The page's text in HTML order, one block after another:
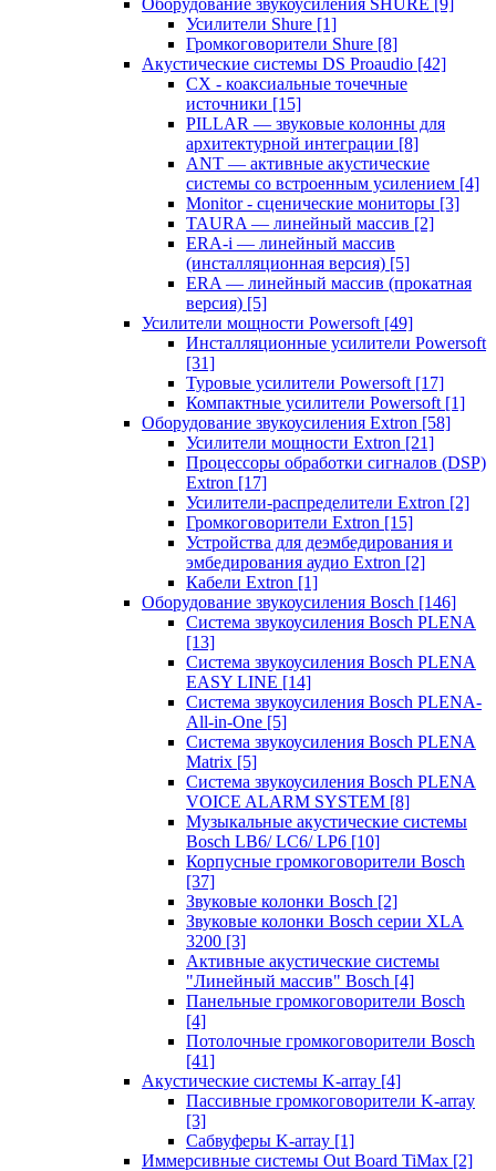
Оборудование звукоусиления SHURE [9]
Усилители Shure [1]
Громкоговорители Shure [8]
Акустические системы DS Proaudio [42]
CX - коаксиальные точечные
источники [15]
PILLAR — звуковые колонны для
архитектурной интеграции [8]
ANT — активные акустические
системы со встроенным усилением [4]
Monitor - сценические мониторы [3]
TAURA — линейный массив [2]
ERA-i — линейный массив
(инсталляционная версия) [5]
ERA — линейный массив (прокатная
версия) [5]
Усилители мощности Powersoft [49]
Инсталляционные усилители Powersoft
[31]
Туровые усилители Powersoft [17]
Компактные усилители Powersoft [1]
Оборудование звукоусиления Extron [58]
Усилители мощности Extron [21]
Процессоры обработки сигналов (DSP)
Extron [17]
Усилители-распределители Extron [2]
Громкоговорители Extron [15]
Устройства для деэмбедирования и
эмбедирования аудио Extron [2]
Кабели Extron [1]
Оборудование звукоусиления Bosch [146]
Система звукоусиления Bosch PLENA
[13]
Система звукоусиления Bosch PLENA
EASY LINE [14]
Система звукоусиления Bosch PLENA-
All-in-One [5]
Система звукоусиления Bosch PLENA
Matrix [5]
Система звукоусиления Bosch PLENA
VOICE ALARM SYSTEM [8]
Музыкальные акустические системы
Bosch LB6/ LC6/ LP6 [10]
Корпусные громкоговорители Bosch
[37]
Звуковые колонки Bosch [2]
Звуковые колонки Bosch серии XLA
3200 [3]
Активные акустические системы
"Линейный массив" Bosch [4]
Панельные громкоговорители Bosch
[4]
Потолочные громкоговорители Bosch
[41]
Акустические системы K-array [4]
Пассивные громкоговорители K-array
[3]
Сабвуферы K-array [1]
Иммерсивные системы Out Board TiMax [2]